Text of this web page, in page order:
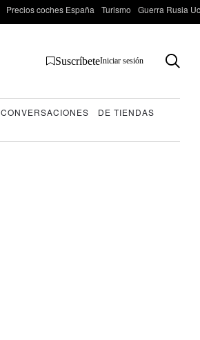
Precios coches España Turismo Guerra Rusia
SuscríbeteIniciar sesión
CONVERSACIONES DE TIENDAS